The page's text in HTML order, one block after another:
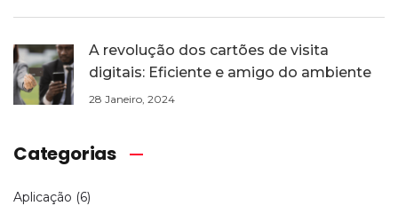
A revolução dos cartões de visita
digitais: Eficiente e amigo do ambiente
28 Janeiro, 2024
Categorias
Aplicação (6)